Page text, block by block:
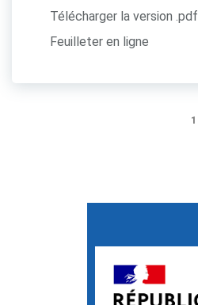
Télécharger la version .pdf
Feuilleter en ligne
1